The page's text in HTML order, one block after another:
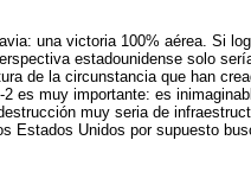
una victoria 100% aérea. Si
estadounidense solo
de la circunstancia que han
es muy importante: es
muy seria de
Estados Unidos por supuesto